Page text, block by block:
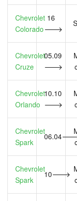
Chevrolet
Colorado
16
🡒
Chevrolet
Cruze
05.09
🡒
Chevrolet
Orlando
10.10
🡒
Chevrolet
Spark
Chevrolet
Spark
10🡒